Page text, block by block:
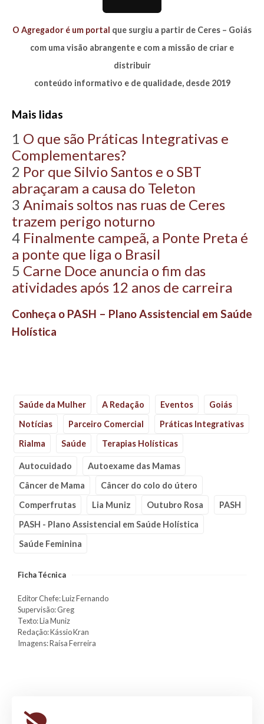
O Agregador é um portal que surgiu a partir de Ceres – Goiás
com uma visão abrangente e com a missão de criar e
distribuir
conteúdo informativo e de qualidade, desde 2019
Mais lidas
1 O que são Práticas Integrativas e
Complementares?
2 Por que Silvio Santos e o SBT
abraçaram a causa do Teleton
3 Animais soltos nas ruas de Ceres
trazem perigo noturno
4 Finalmente campeã, a Ponte Preta é
a ponte que liga o Brasil
5 Carne Doce anuncia o fim das
atividades após 12 anos de carreira
Conheça o PASH – Plano Assistencial em Saúde
Holística
Saúde da Mulher A Redação Eventos
Goiás
Notícias
Parceiro Comercial
Práticas Integrativas
Rialma
Saúde Terapias Holísticas
Autocuidado
Autoexame das Mamas
Câncer de Mama
Câncer do colo do útero
Comperfrutas
Lia Muniz Outubro Rosa
PASH
PASH - Plano Assistencial em Saúde Holística
Saúde Feminina
Ficha Técnica
Editor Chefe: Luiz Fernando
Supervisão: Greg
Texto: Lia Muniz
Redação: Kássio Kran
Imagens: Raísa Ferreira